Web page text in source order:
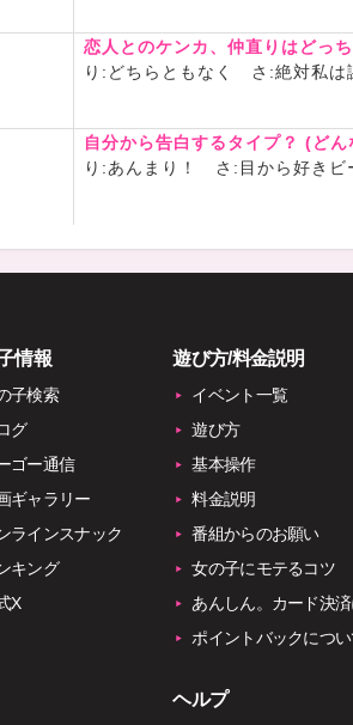
恋人とのケンカ、仲直りはどっ
り:どちらともなく さ:絶対私は
自分から告白するタイプ？ (ど
り:あんまり！ さ:目から好きビ
情報
子検索
グ
ゴー通信
ギャラリー
ラインスナック
キング
X
遊び方/料金説明
イベント一覧
遊び方
基本操作
料金説明
番組からのお願い
女の子にモテるコツ
あんしん。カード決
ポイントバックにつ
ヘルプ